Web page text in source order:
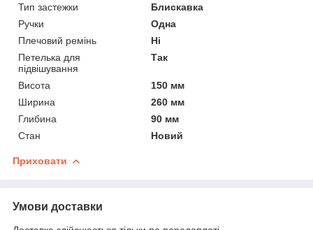
Тип застежки
Блискавка
Ручки
Одна
Плечовий ремінь
Ні
Петелька для
підвішування
Так
Висота
150 мм
Ширина
260 мм
Глибина
90 мм
Стан
Новий
Приховати
Умови доставки